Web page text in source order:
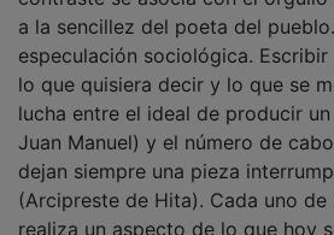
contraste se asocia con el orgullo
a la sencillez del poeta del
especulación sociológica. Escribir
lo que quisiera decir y lo que se
lucha entre el ideal de producir
Juan Manuel) y el número de
dejan siempre una pieza
(Arcipreste de Hita). Cada uno de